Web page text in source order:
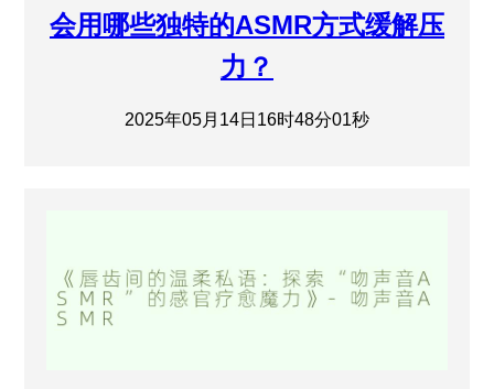
会用哪些独特的ASMR方式缓解压
力？
2025年05月14日16时48分01秒